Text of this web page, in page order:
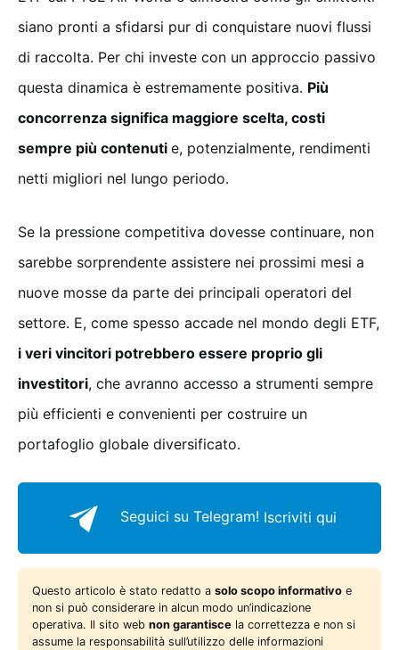
siano pronti a sfidarsi pur di conquistare nuovi flussi
di raccolta. Per chi investe con un approccio passivo
questa dinamica è estremamente positiva. Più
concorrenza significa maggiore scelta, costi
sempre più contenuti e, potenzialmente, rendimenti
netti migliori nel lungo periodo.
Se la pressione competitiva dovesse continuare, non
sarebbe sorprendente assistere nei prossimi mesi a
nuove mosse da parte dei principali operatori del
settore. E, come spesso accade nel mondo degli ETF,
i veri vincitori potrebbero essere proprio gli
investitori, che avranno accesso a strumenti sempre
più efficienti e convenienti per costruire un
portafoglio globale diversificato.
Seguici su Telegram! Iscriviti qui
Questo articolo è stato redatto a solo scopo informativo e
non si può considerare in alcun modo un’indicazione
operativa. Il sito web non garantisce la correttezza e non si
assume la responsabilità sull’utilizzo delle informazioni